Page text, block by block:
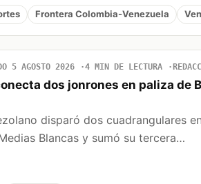
Frontera Colombia-Venezuela
5 AGOSTO 2026 4 MIN DE LECTURA
dos jonrones en paliza de
disparó dos cuadrangulares
Blancas y sumó su tercera…